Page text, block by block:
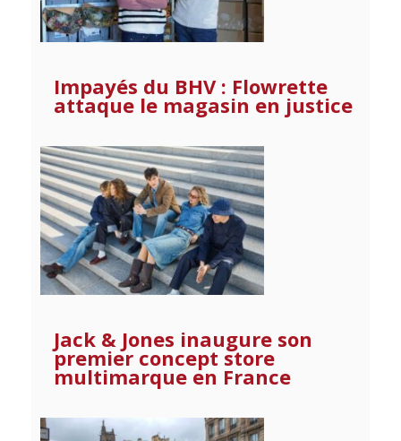
Impayés du BHV : Flowrette
attaque le magasin en justice
Jack & Jones inaugure son
premier concept store
multimarque en France